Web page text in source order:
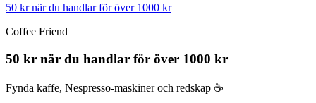
50 kr när du handlar för över 1000 kr
Coffee Friend
50 kr när du handlar för över 1000 kr
Fynda kaffe, Nespresso-maskiner och redskap ☕️